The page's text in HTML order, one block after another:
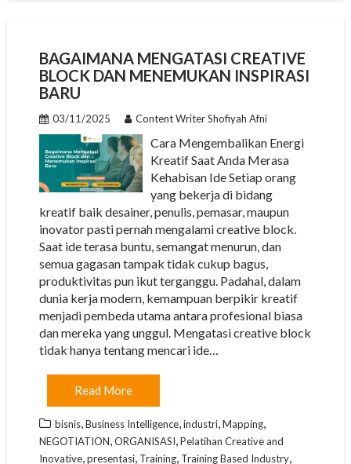
BAGAIMANA MENGATASI CREATIVE
BLOCK DAN MENEMUKAN INSPIRASI
BARU
03/11/2025 Content Writer Shofiyah Afni
Cara Mengembalikan Energi
Kreatif Saat Anda Merasa
Kehabisan Ide Setiap orang
yang bekerja di bidang
kreatif baik desainer, penulis, pemasar, maupun
inovator pasti pernah mengalami creative block.
Saat ide terasa buntu, semangat menurun, dan
semua gagasan tampak tidak cukup bagus,
produktivitas pun ikut terganggu. Padahal, dalam
dunia kerja modern, kemampuan berpikir kreatif
menjadi pembeda utama antara profesional biasa
dan mereka yang unggul. Mengatasi creative block
tidak hanya tentang mencari ide…
Read More
bisnis,Business Intelligence,industri,Mapping,
NEGOTIATION,ORGANISASI,Pelatihan Creative and
Inovative,presentasi, Training, Training Based Industry,